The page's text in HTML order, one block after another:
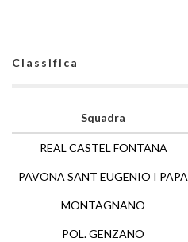
Classifica
Squadra
REAL CASTEL FONTANA
PAVONA SANT EUGENIO I PAPA
MONTAGNANO
POL. GENZANO